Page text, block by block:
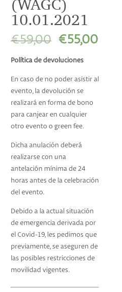
(WAGC)
10.01.2021
€59,00
El
original
era:
€59,00.
€55,00El
es:
Política de devoluciones
En caso de no poder asistir al
evento, la devolución se
realizará en forma de bono
para canjear en cualquier
otro evento o green fee.
Dicha anulación deberá
realizarse con una
antelación mínima de 24
horas antes de la celebración
del evento.
Debido a la actual situación
de emergencia derivada por
el Covid-19, les pedimos que
previamente, se aseguren de
las posibles restricciones de
movilidad vigentes.